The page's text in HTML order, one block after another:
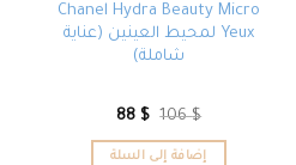
Chanel Hydra Beauty Micro
Yeux لمحيط العينين (عناية
شاملة)
106$
88 $
إضافة إلى السلة